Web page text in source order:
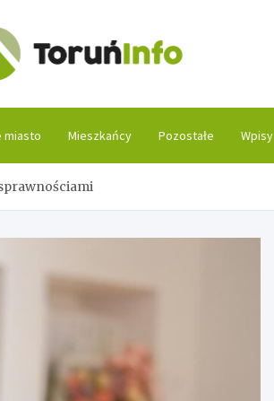
miasto Mieszkańcy Pozostałe Wpisy